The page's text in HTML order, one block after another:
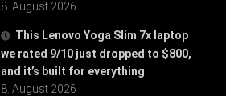
8. August 2026
This Lenovo Yoga Slim 7x laptop
we rated 9/10 just dropped to $800,
and it’s built for everything
8. August 2026